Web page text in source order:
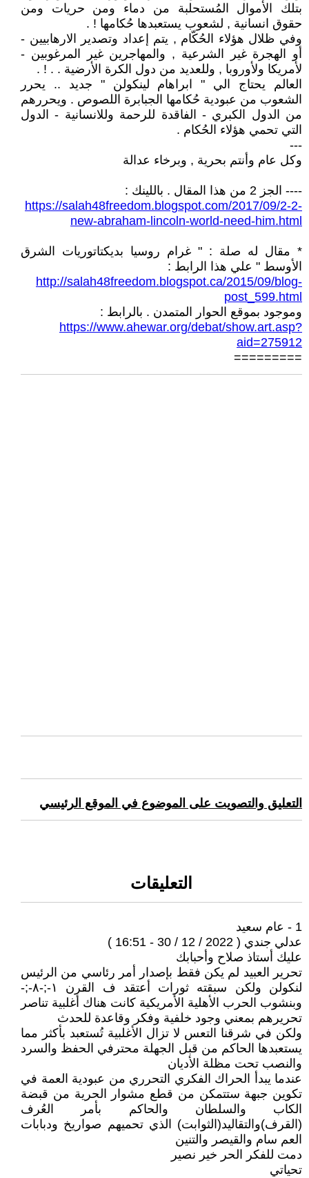
بتلك الأموال المُستحلبة من دماء ومن حريات ومن
حقوق انسانية , لشعوب يستعبدها حُكامها ! .
وفي ظلال هؤلاء الحُكّام , يتم إعداد وتصدير الارهابيين -
أو الهجرة غير الشرعية , والمهاجرين غير المرغوبين -
لأمريكا ولأوروبا , وللعديد من دول الكرة الأرضية . . ! .
العالم يحتاج الي " ابراهام لينكولن " جديد .. يحرر
الشعوب من عبودية حُكامها الجبابرة اللصوص . ويحررهم
من الدول الكبري - الفاقدة للرحمة وللانسانية - الدول
التي تحمي هؤلاء الحُكام .
---
وكل عام وأنتم بحرية , وبرخاء عدالة
---- الجز 2 من هذا المقال . باللينك :
https://salah48freedom.blogspot.com/2017/09/2-2-
new-abraham-lincoln-world-need-him.html
* مقال له صلة : " غرام روسيا بديكتاتوريات الشرق
الأوسط " علي هذا الرابط :
http://salah48freedom.blogspot.ca/2015/09/blog-
post_599.html
وموجود بموقع الحوار المتمدن . بالرابط :
https://www.ahewar.org/debat/show.art.asp?
aid=275912
=========
التعليق والتصويت على الموضوع في الموقع الرئيسي
التعليقات
1 - عام سعيد
عدلي جندي ( 2022 / 12 / 30 - 16:51 )
عليك أستاذ صلاح وأحبابك
تحرير العبيد لم يكن فقط بإصدار أمر رئاسي من الرئيس
لنكولن ولكن سبقته ثورات أعتقد ف القرن ١-;-٨-;-
وبنشوب الحرب الأهلية الأمريكية كانت هناك أغلبية تناصر
تحريرهم بمعني وجود خلفية وفكر وقاعدة للحدث
ولكن في شرقنا التعس لا تزال الأغلبية تُستعبد بأكثر مما
يستعبدها الحاكم من قبل الجهلة محترفي الحفظ والسرد
والنصب تحت مظلة الأديان
عندما يبدأ الحراك الفكري التحرري من عبودية العمة في
تكوين جبهة ستتمكن من قطع مشوار الحرية من قبضة
الكاب والسلطان والحاكم بأمر العُرف
(القرف)والتقاليد(الثوابت) الذي تحميهم صواريخ ودبابات
العم سام والقيصر والتنين
دمت للفكر الحر خير نصير
تحياتي